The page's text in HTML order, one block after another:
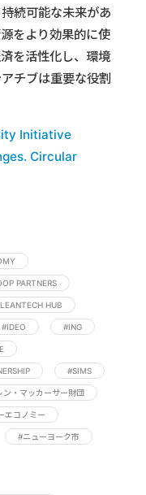
続可能な未来があ
をより効果的に使
を活性化し、環境
チブは重要な役割
Initiative
Circular
PARTNERS
HUB
#IDEO #ING
#SIMS
ン・マッカーサー財団
エコノミー
#ニューヨーク市